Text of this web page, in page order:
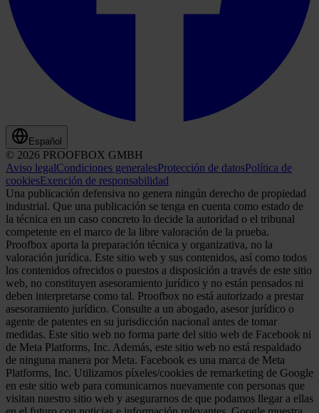
Español
© 2026 PROOFBOX GMBH
Aviso legalCondiciones generalesProtección de datosPolítica de
cookiesExención de responsabilidad
Una publicación defensiva no genera ningún derecho de propiedad
industrial. Que una publicación se tenga en cuenta como estado de
la técnica en un caso concreto lo decide la autoridad o el tribunal
competente en el marco de la libre valoración de la prueba.
Proofbox aporta la preparación técnica y organizativa, no la
valoración jurídica. Este sitio web y sus contenidos, así como todos
los contenidos ofrecidos o puestos a disposición a través de este sitio
web, no constituyen asesoramiento jurídico y no están pensados ni
deben interpretarse como tal. Proofbox no está autorizado a prestar
asesoramiento jurídico. Consulte a un abogado, asesor jurídico o
agente de patentes en su jurisdicción nacional antes de tomar
medidas. Este sitio web no forma parte del sitio web de Facebook ni
de Meta Platforms, Inc. Además, este sitio web no está respaldado
de ninguna manera por Meta. Facebook es una marca de Meta
Platforms, Inc. Utilizamos píxeles/cookies de remarketing de Google
en este sitio web para comunicarnos nuevamente con personas que
visitan nuestro sitio web y asegurarnos de que podamos llegar a ellas